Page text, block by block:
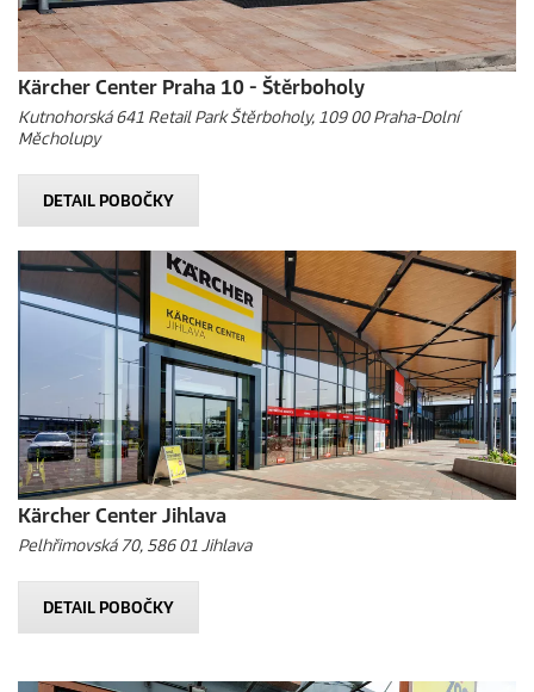
Kärcher Center Praha 10 - Štěrboholy
Kutnohorská 641 Retail Park Štěrboholy, 109 00 Praha-Dolní
Měcholupy
DETAIL POBOČKY
Kärcher Center Jihlava
Pelhřimovská 70, 586 01 Jihlava
DETAIL POBOČKY